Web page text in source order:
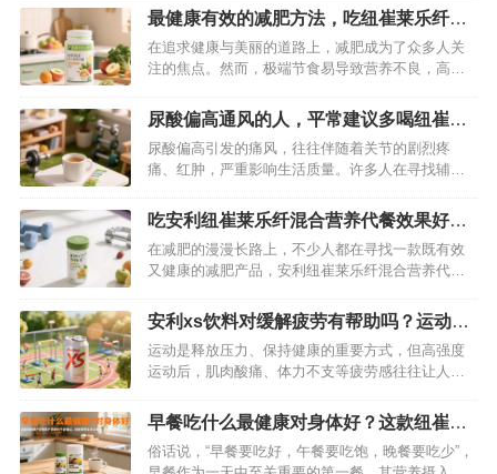
题困扰，别焦虑！安利丝婷洗发水就是你的理想解
决方案，它凭借科学配方与卓越功效，能轻松帮你
摆脱这些烦恼。…
最健康有效的减肥方法，吃纽崔莱乐纤混
合营养代餐
在追求健康与美丽的道路上，减肥成为了众多人关
注的焦点。然而，极端节食易导致营养不良，高强
可能损害身体健康。那么，究竟什么才是最健康有
效的减肥方法？答案或许就藏在纽崔莱乐纤混合营
养代餐之中，它以科学的营养配方与健康理念，为
减肥人士开辟了一条轻松、可持续的减重…
尿酸偏高通风的人，平常建议多喝纽崔莱
舒苓易固体饮料降尿酸
尿酸偏高引发的痛风，往往伴随着关节的剧烈疼
痛、红肿，严重影响生活质量。许多人在寻找辅助
体饮料。它凭借天然成分和独特配方，或许能成为
尿酸管理的有益补充。…
吃安利纽崔莱乐纤混合营养代餐效果好
吗？详细揭秘答案
在减肥的漫漫长路上，不少人都在寻找一款既有效
又健康的减肥产品，安利纽崔莱乐纤混合营养代餐
说，帮助人们实现减肥目标？今天，就来为大家深
入剖析。…
安利xs饮料对缓解疲劳有帮助吗？运动过
后喝一罐轻松消除疲劳
运动是释放压力、保持健康的重要方式，但高强度
运动后，肌肉酸痛、体力不支等疲劳感往往让人困
为很多人的关注点。安利 XS 饮料凭借科学配方与
实际效果，成为运动爱好者的“疲劳救星”，其对缓解
运动疲劳的帮助究竟如何？我们从成分、原理到实
早餐吃什么最健康对身体好？这款纽崔莱
产品绝对不容错过
俗话说，“早餐要吃好，午餐要吃饱，晚餐要吃少”，